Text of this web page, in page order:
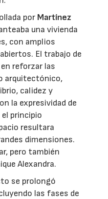
por Martínez
una vivienda
con amplios
El trabajo de
reforzar las
arquitectónico,
calidez y
la expresividad de
principio
resultara
dimensiones.
pero también
Alexandra.
se prolongó
las fases de